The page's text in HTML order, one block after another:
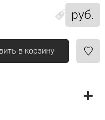
руб.
в корзину